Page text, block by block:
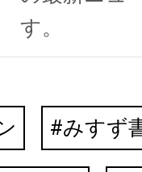
す。
みすず